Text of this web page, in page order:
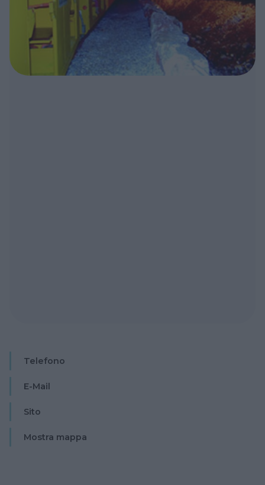
Telefono
E-Mail
Sito
Mostra mappa